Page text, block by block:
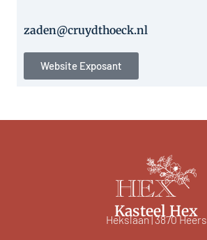
zaden@cruydthoeck.nl
Website Exposant
Kasteel Hex
Hekslaan | 3870 Heers